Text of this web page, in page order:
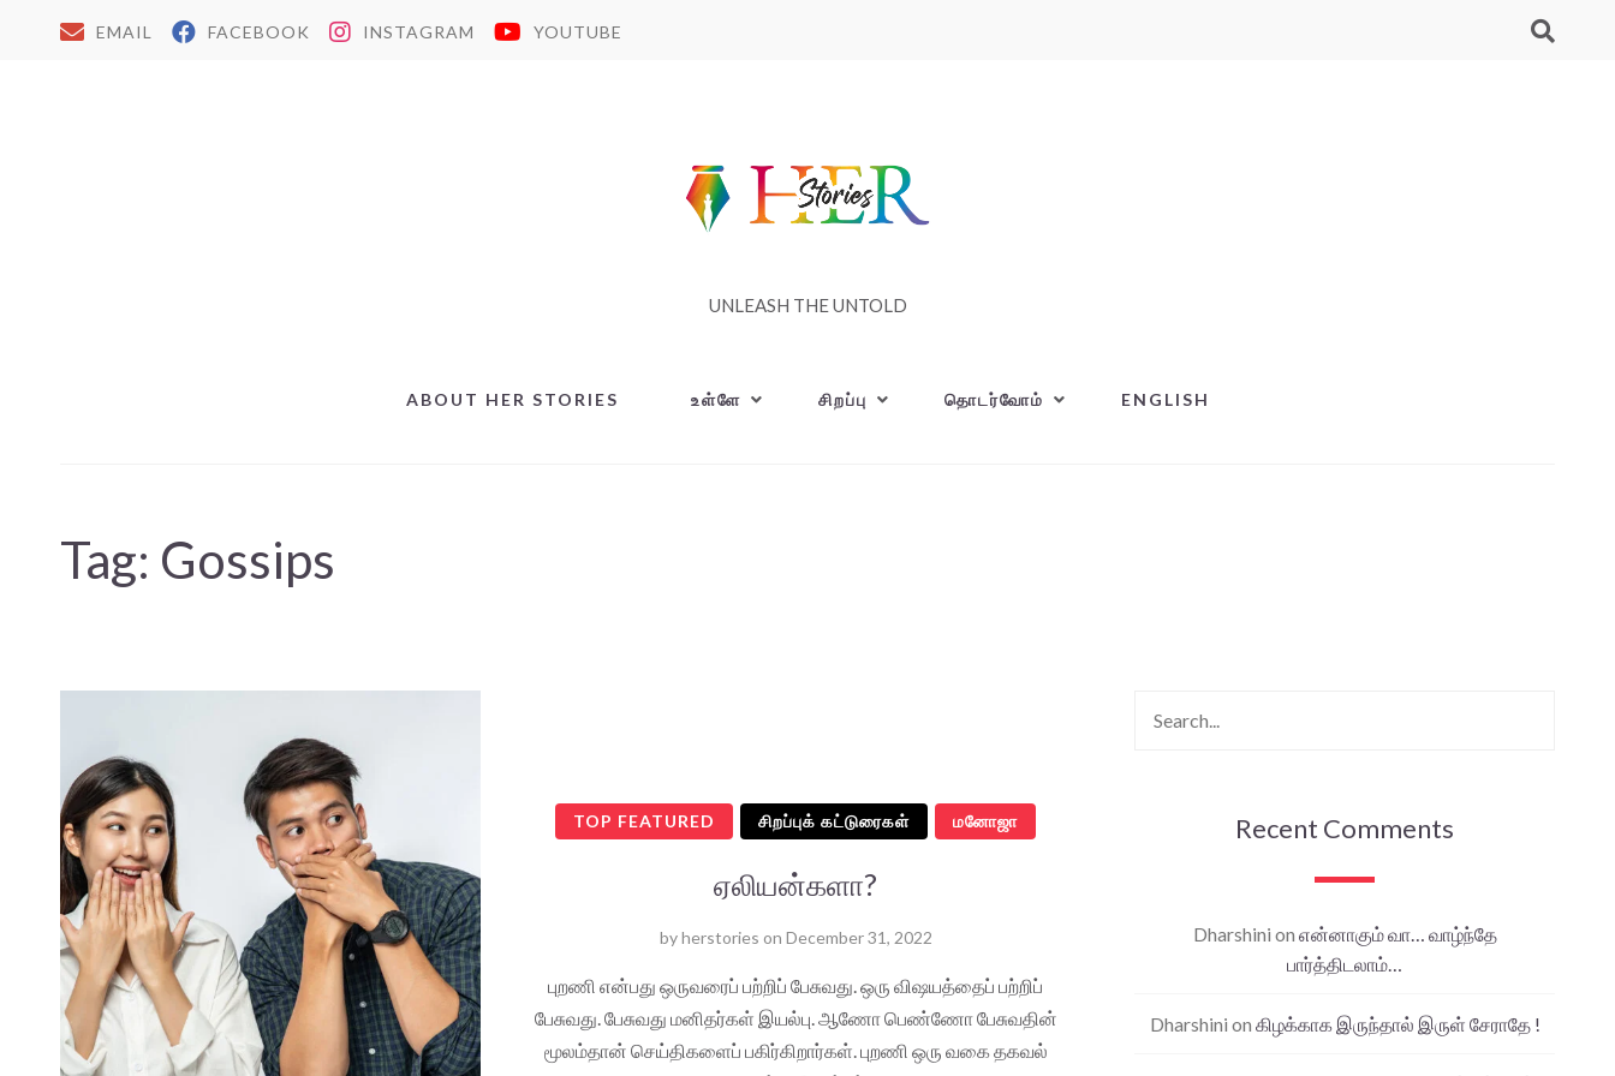
EMAIL FACEBOOK INSTAGRAM YOUTUBE
UNLEASH THE UNTOLD
ABOUT HER STORIES உள்ளே சிறப்பு தொடர்வோம் ENGLISH
Tag: Gossips
TOP FEATURED சிறப்புக் கட்டுரைகள் மனோஜா
ஏலியன்களா?
byherstories on December 31, 2022
புறணி என்பது ஒருவரைப் பற்றிப் பேசுவது. ஒரு விஷயத்தைப் பற்றிப்
பேசுவது. பேசுவது மனிதர்கள் இயல்பு. ஆணோ பெண்ணோ பேசுவதின்
மூலம்தான் செய்திகளைப் பகிர்கிறார்கள். புறணி ஒரு வகை தகவல்
Recent Comments
Dharshini on என்னாகும் வா… வாழ்ந்தே
பார்த்திடலாம்…
Dharshini on கிழக்காக இருந்தால் இருள் சேராதே !